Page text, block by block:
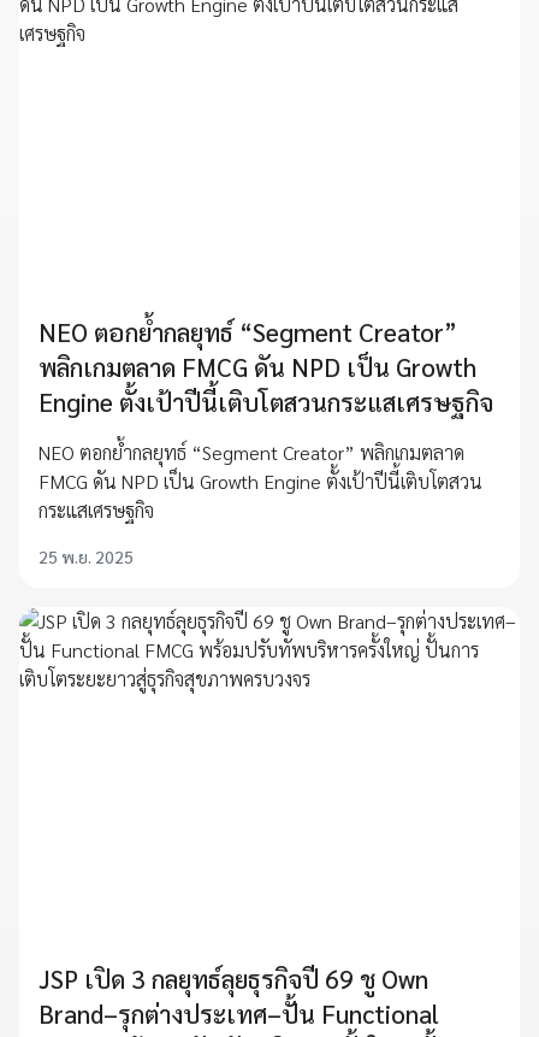
NEO ตอกย้ำกลยุทธ์ “Segment Creator”
พลิกเกมตลาด FMCG ดัน NPD เป็น Growth
Engine ตั้งเป้าปีนี้เติบโตสวนกระแสเศรษฐกิจ
NEO ตอกย้ำกลยุทธ์ “Segment Creator” พลิกเกมตลาด
FMCG ดัน NPD เป็น Growth Engine ตั้งเป้าปีนี้เติบโตสวน
กระแสเศรษฐกิจ
25 พ.ย. 2025
JSP เปิด 3 กลยุทธ์ลุยธุรกิจปี 69 ชู Own
Brand–รุกต่างประเทศ–ปั้น Functional